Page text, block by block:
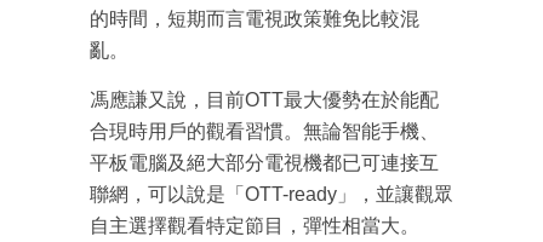
的時間，短期而言電視政策難免比較混
亂。
馮應謙又說，目前OTT最大優勢在於能配
合現時用戶的觀看習慣。無論智能手機、
平板電腦及絕大部分電視機都已可連接互
聯網，可以說是「OTT-ready」，並讓觀眾
自主選擇觀看特定節目，彈性相當大。